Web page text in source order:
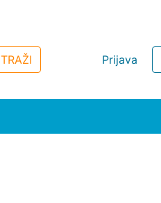
Prijava
TRAŽI